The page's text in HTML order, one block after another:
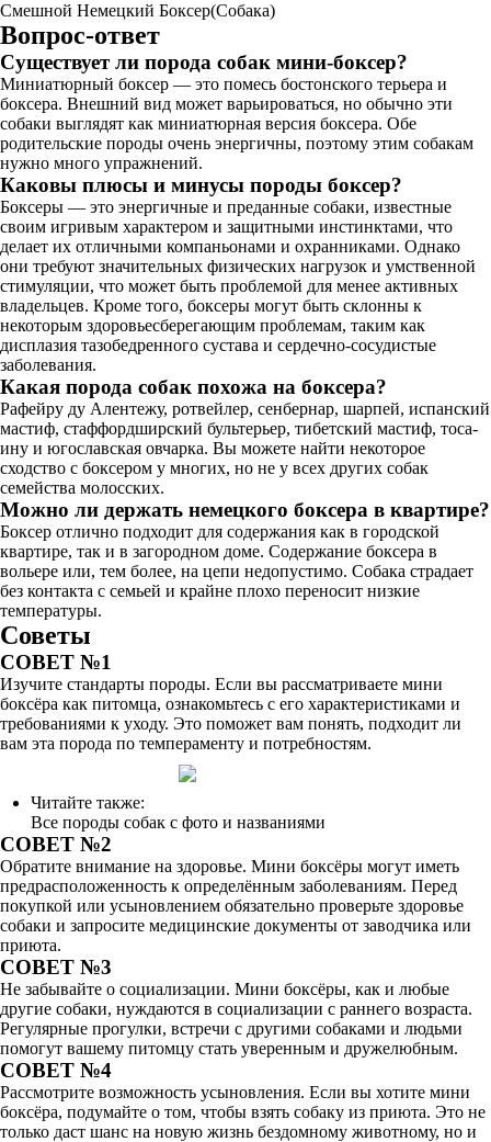
Смешной Немецкий Боксер(Собака)
Вопрос-ответ
Существует ли порода собак мини-боксер?
Миниатюрный боксер — это помесь бостонского терьера и
боксера. Внешний вид может варьироваться, но обычно эти
собаки выглядят как миниатюрная версия боксера. Обе
родительские породы очень энергичны, поэтому этим собакам
нужно много упражнений.
Каковы плюсы и минусы породы боксер?
Боксеры — это энергичные и преданные собаки, известные
своим игривым характером и защитными инстинктами, что
делает их отличными компаньонами и охранниками. Однако
они требуют значительных физических нагрузок и умственной
стимуляции, что может быть проблемой для менее активных
владельцев. Кроме того, боксеры могут быть склонны к
некоторым здоровьесберегающим проблемам, таким как
дисплазия тазобедренного сустава и сердечно-сосудистые
заболевания.
Какая порода собак похожа на боксера?
Рафейру ду Алентежу, ротвейлер, сенбернар, шарпей, испанский
мастиф, стаффордширский бультерьер, тибетский мастиф, тоса-
ину и югославская овчарка. Вы можете найти некоторое
сходство с боксером у многих, но не у всех других собак
семейства молосских.
Можно ли держать немецкого боксера в квартире?
Боксер отлично подходит для содержания как в городской
квартире, так и в загородном доме. Содержание боксера в
вольере или, тем более, на цепи недопустимо. Собака страдает
без контакта с семьей и крайне плохо переносит низкие
температуры.
Советы
СОВЕТ №1
Изучите стандарты породы. Если вы рассматриваете мини
боксёра как питомца, ознакомьтесь с его характеристиками и
требованиями к уходу. Это поможет вам понять, подходит ли
вам эта порода по темпераменту и потребностям.
Читайте также:
Все породы собак с фото и названиями
СОВЕТ №2
Обратите внимание на здоровье. Мини боксёры могут иметь
предрасположенность к определённым заболеваниям. Перед
покупкой или усыновлением обязательно проверьте здоровье
собаки и запросите медицинские документы от заводчика или
приюта.
СОВЕТ №3
Не забывайте о социализации. Мини боксёры, как и любые
другие собаки, нуждаются в социализации с раннего возраста.
Регулярные прогулки, встречи с другими собаками и людьми
помогут вашему питомцу стать уверенным и дружелюбным.
СОВЕТ №4
Рассмотрите возможность усыновления. Если вы хотите мини
боксёра, подумайте о том, чтобы взять собаку из приюта. Это не
только даст шанс на новую жизнь бездомному животному, но и